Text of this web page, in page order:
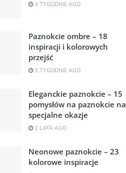
3 TYGODNIE AGO
Paznokcie ombre – 18
inspiracji i kolorowych
przejść
3 TYGODNIE AGO
Eleganckie paznokcie – 15
pomysłów na paznokcie na
specjalne okazje
2 LATA AGO
Neonowe paznokcie – 23
kolorowe inspiracje